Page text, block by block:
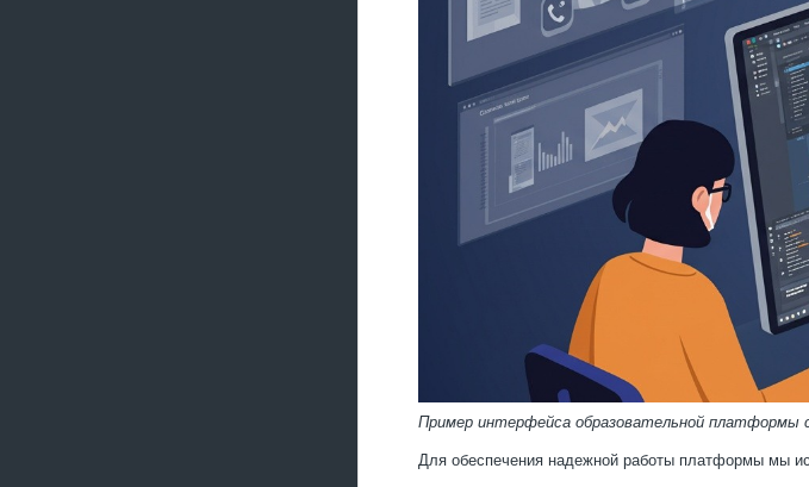
Пример интерфейса образовательной платформы
Для обеспечения надежной работы платформы мы